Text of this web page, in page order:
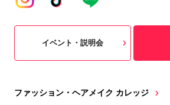
ファッション・ヘアメイク カレッジ
イベント・説明会